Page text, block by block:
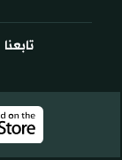
تابعنا